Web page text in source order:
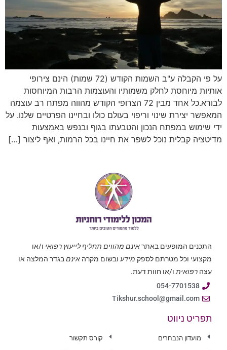
על פי הקבלה ע"ב השמות הקודש (72 שמות) הינם צירופי
אותיות מיוחסת לחלק משמותיו והעוצמות הרבות המיוחסות
לבורא.כל אחד מבין 72 הצרופי הקודש מהווה מפתח רב עוצמה
המאפשר יצירת שינוי וריפוי בעולם כולו ובחיינו הפרטיים שלנו. על
ידי שימוש במפתח הנכון והטבעתו בגוף ובנפש באמצעות
מדיטציה קבלית נוכל לשפר את חיינו בכל הרמות, ואף ליצור […]
התכנים המופעים באתראינם מהווים תחליף לייעוץ רפואי ו/או
מקצועי וכל מטרתם לספק מידע ובשום מקרה אינםבגדר המלצה או
עצה רפואית ו/או חוות דעת.
054-7701538
Tikshur.school@gmail.com
תפריט ניווט
מועדון הנבחרים קורס תקשור